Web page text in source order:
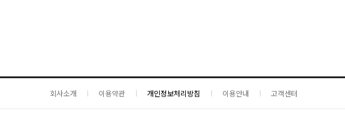
회사소개 이용약관 개인정보처리방침 이용안내 고객센터